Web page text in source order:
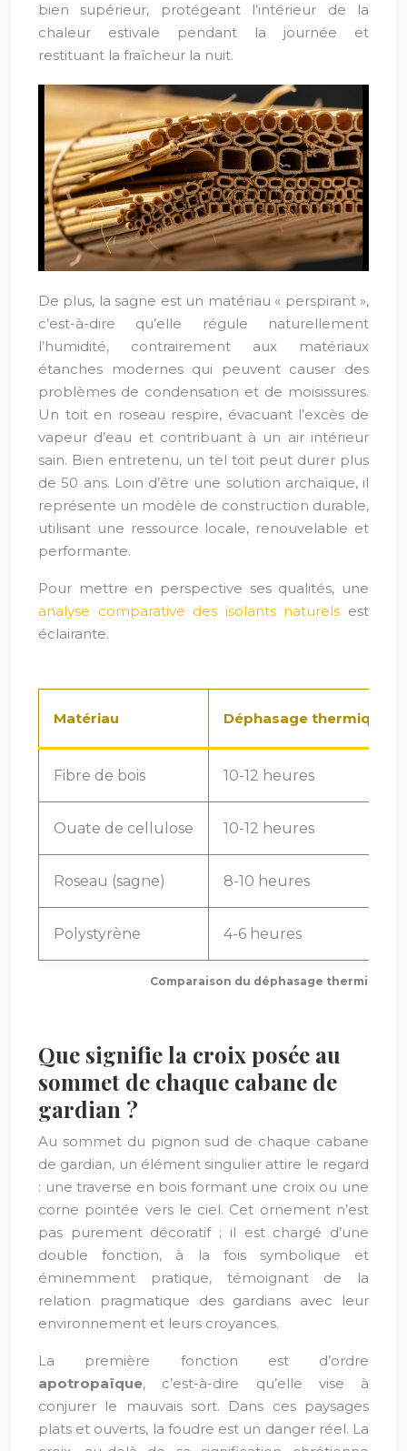
bien supérieur, protégeant l’intérieur de la
chaleur estivale pendant la journée et
restituant la fraîcheur la nuit.
De plus, la sagne est un matériau « perspirant »,
c’est-à-dire qu’elle régule naturellement
l’humidité, contrairement aux matériaux
étanches modernes qui peuvent causer des
problèmes de condensation et de moisissures.
Un toit en roseau respire, évacuant l’excès de
vapeur d’eau et contribuant à un air intérieur
sain. Bien entretenu, un tel toit peut durer plus
de 50 ans. Loin d’être une solution archaïque, il
représente un modèle de construction durable,
utilisant une ressource locale, renouvelable et
performante.
Pour mettre en perspective ses qualités, une
analyse comparative des isolants naturels est
éclairante.
Comparaison du déphasage thermique
Matériau Déphasage thermique
Fibre de bois 10-12 heures
Ouate de cellulose 10-12 heures
Roseau (sagne) 8-10 heures
Polystyrène 4-6 heures
Que signifie la croix posée au
sommet de chaque cabane de
gardian ?
Au sommet du pignon sud de chaque cabane
de gardian, un élément singulier attire le regard
: une traverse en bois formant une croix ou une
corne pointée vers le ciel. Cet ornement n’est
pas purement décoratif ; il est chargé d’une
double fonction, à la fois symbolique et
éminemment pratique, témoignant de la
relation pragmatique des gardians avec leur
environnement et leurs croyances.
La première fonction est d’ordre
apotropaïque, c’est-à-dire qu’elle vise à
conjurer le mauvais sort. Dans ces paysages
plats et ouverts, la foudre est un danger réel. La